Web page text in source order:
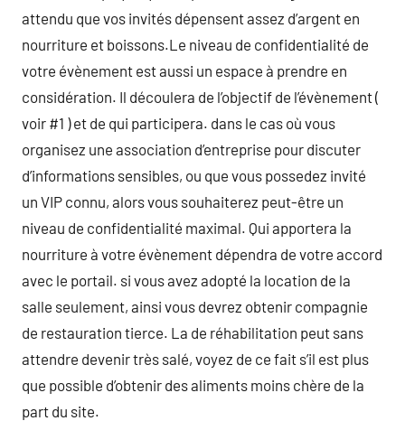
attendu que vos invités dépensent assez d’argent en
nourriture et boissons.Le niveau de confidentialité de
votre évènement est aussi un espace à prendre en
considération. Il découlera de l’objectif de l’évènement (
voir #1 ) et de qui participera. dans le cas où vous
organisez une association d’entreprise pour discuter
d’informations sensibles, ou que vous possedez invité
un VIP connu, alors vous souhaiterez peut-être un
niveau de confidentialité maximal. Qui apportera la
nourriture à votre évènement dépendra de votre accord
avec le portail. si vous avez adopté la location de la
salle seulement, ainsi vous devrez obtenir compagnie
de restauration tierce. La de réhabilitation peut sans
attendre devenir très salé, voyez de ce fait s’il est plus
que possible d’obtenir des aliments moins chère de la
part du site.